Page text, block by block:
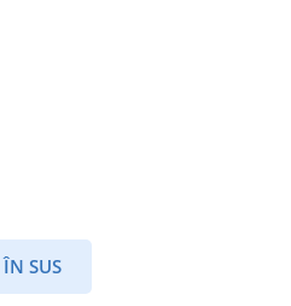
ÎN SUS